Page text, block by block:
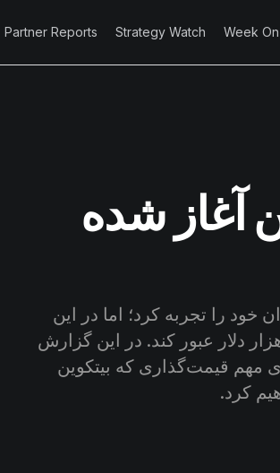
Week
Strategy Watch
Partner Reports
آغاز شده
خود را تجربه کرد؛ اما در این
توانست با رالی صعودی قدرتمند از محدوده ۲۱ هزار دلار عبور کند. در این گزارش
مهم قیمت‌گذاری که بیتکوین
کرد.